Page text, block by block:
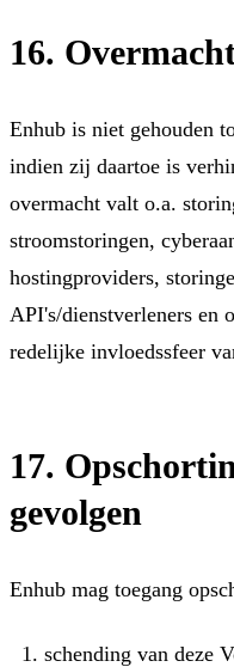
16.
Enhub is niet gehouden
indien zij daartoe is
overmacht valt o.a.
stroomstoringen,
hostingproviders,
API's/dienstverleners en
redelijke invloedssfeer
17.
gevolgen
Enhub mag toegang
schending van deze